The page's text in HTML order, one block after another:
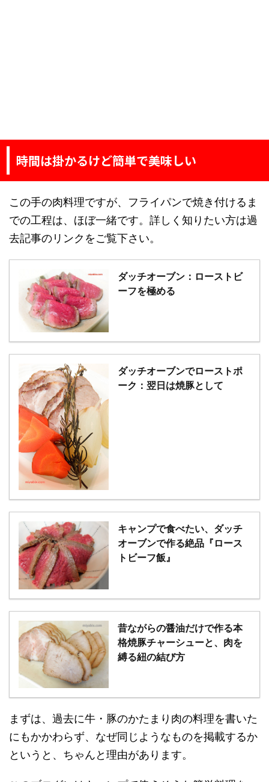
時間は掛かるけど簡単で美味しい
この手の肉料理ですが、フライパンで焼き付けるま
での工程は、ほぼ一緒です。詳しく知りたい方は過
去記事のリンクをご覧下さい。
ダッチオーブン：ローストビ
ーフを極める
ダッチオーブンでローストポ
ーク：翌日は焼豚として
キャンプで食べたい、ダッチ
オーブンで作る絶品『ロース
トビーフ飯』
昔ながらの醤油だけで作る本
格焼豚チャーシューと、肉を
縛る紐の結び方
まずは、過去に牛・豚のかたまり肉の料理を書いた
にもかかわらず、なぜ同じようなものを掲載するか
というと、ちゃんと理由があります。